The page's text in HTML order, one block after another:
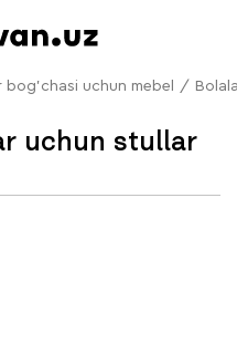
bog'chasi uchun mebel /
uchun stullar